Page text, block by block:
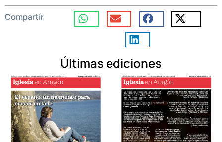
Compartir
Últimas ediciones